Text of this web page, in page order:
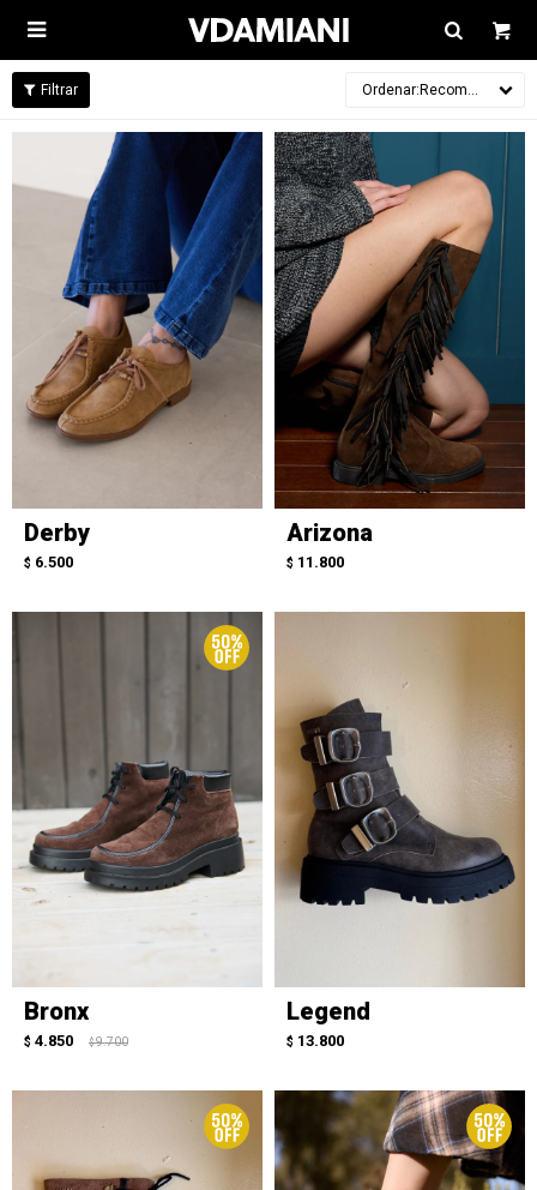

Recomendados
Derby
$ 6.500
Arizona
$ 11.800
Bronx
$ 4.850 $ 9.700
Legend
$ 13.800